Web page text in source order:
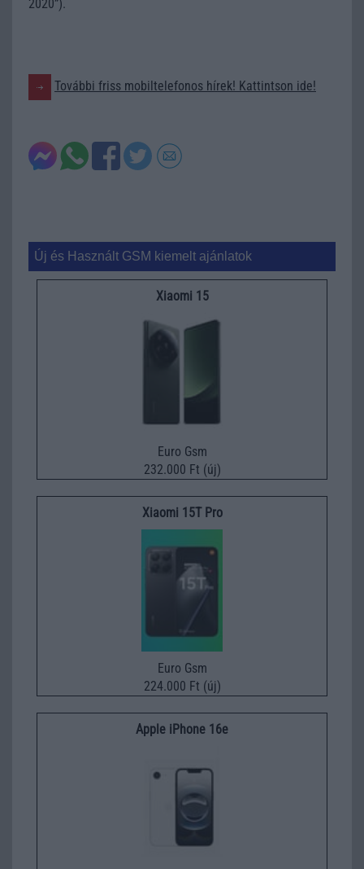
2020”).
További friss mobiltelefonos hírek! Kattintson ide!
Új és Használt GSM kiemelt ajánlatok
Xiaomi 15
Euro Gsm
232.000 Ft (új)
Xiaomi 15T Pro
Euro Gsm
224.000 Ft (új)
Apple iPhone 16e